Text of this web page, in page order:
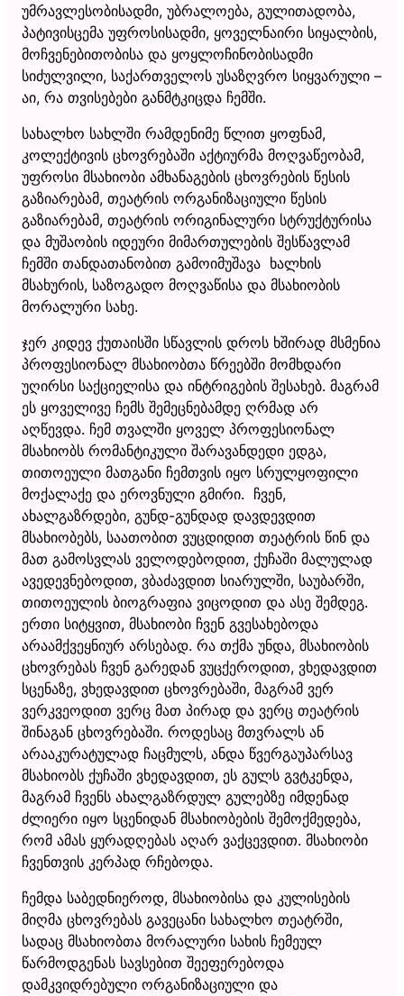
უმრავლესობისადმი, უბრალოება, გულითადობა,
პატივისცემა უფროსისადმი, ყოველნაირი სიყალბის,
მოჩვენებითობისა და ყოყლოჩინობისადმი
სიძულვილი, საქართველოს უსაზღვრო სიყვარული –
აი, რა თვისებები განმტკიცდა ჩემში.
სახალხო სახლში რამდენიმე წლით ყოფნამ,
კოლექტივის ცხოვრებაში აქტიურმა მოღვაწეობამ,
უფროსი მსახიობი ამხანაგების ცხოვრების წესის
გაზიარებამ, თეატრის ორგანიზაციული წესის
გაზიარებამ, თეატრის ორიგინალური სტრუქტურისა
და მუშაობის იდეური მიმართულების შესწავლამ
ჩემში თანდათანობით გამოიმუშავა ხალხის
მსახურის, საზოგადო მოღვაწისა და მსახიობის
მორალური სახე.
ჯერ კიდევ ქუთაისში სწავლის დროს ხშირად მსმენია
პროფესიონალ მსახიობთა წრეებში მომხდარი
უღირსი საქციელისა და ინტრიგების შესახებ. მაგრამ
ეს ყოველივე ჩემს შემეცნებამდე ღრმად არ
აღწევდა. ჩემ თვალში ყოველ პროფესიონალ
მსახიობს რომანტიკული შარავანდედი ედგა,
თითოეული მათგანი ჩემთვის იყო სრულყოფილი
მოქალაქე და ეროვნული გმირი. ჩვენ,
ახალგაზრდები, გუნდ-გუნდად დავდევდით
მსახიობებს, საათობით ვუცდიდით თეატრის წინ და
მათ გამოსვლას ველოდებოდით, ქუჩაში მალულად
ავედევნებოდით, ვბაძავდით სიარულში, საუბარში,
თითოეულის ბიოგრაფია ვიცოდით და ასე შემდეგ.
ერთი სიტყვით, მსახიობი ჩვენ გვესახებოდა
არაამქვეყნიურ არსებად. რა თქმა უნდა, მსახიობის
ცხოვრებას ჩვენ გარედან ვუცქეროდით, ვხედავდით
სცენაზე, ვხედავდით ცხოვრებაში, მაგრამ ვერ
ვერკვეოდით ვერც მათ პირად და ვერც თეატრის
შინაგან ცხოვრებაში. როდესაც მთვრალს ან
არააკურატულად ჩაცმულს, ანდა წვერგაუპარსავ
მსახიობს ქუჩაში ვხედავდით, ეს გულს გვტკენდა,
მაგრამ ჩვენს ახალგაზრდულ გულებზე იმდენად
ძლიერი იყო სცენიდან მსახიობების შემოქმედება,
რომ ამას ყურადღებას აღარ ვაქცევდით. მსახიობი
ჩვენთვის კერპად რჩებოდა.
ჩემდა საბედნიეროდ, მსახიობისა და კულისების
მიღმა ცხოვრებას გავეცანი სახალხო თეატრში,
სადაც მსახიობთა მორალური სახის ჩემეულ
წარმოდგენას სავსებით შეეფერებოდა
დამკვიდრებული ორგანიზაციული და